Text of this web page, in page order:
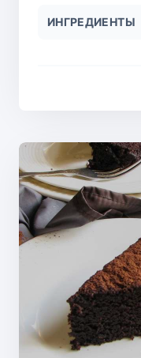
ИНГРЕДИЕНТЫ